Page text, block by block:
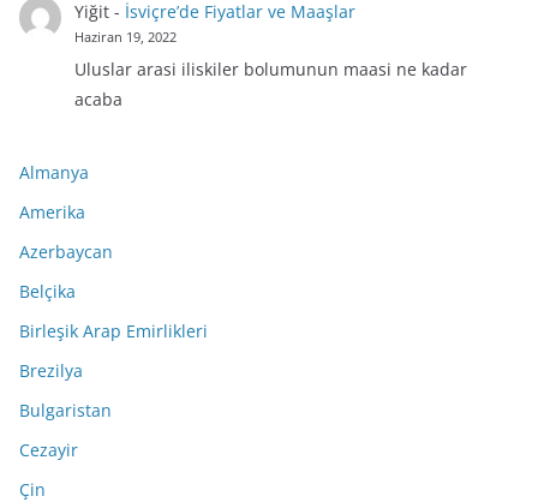
Yiğit- İsviçre’de Fiyatlar ve Maaşlar
Haziran 19, 2022
Uluslar arasi iliskiler bolumunun maasi ne kadar
acaba
Almanya
Amerika
Azerbaycan
Belçika
Birleşik Arap Emirlikleri
Brezilya
Bulgaristan
Cezayir
Çin